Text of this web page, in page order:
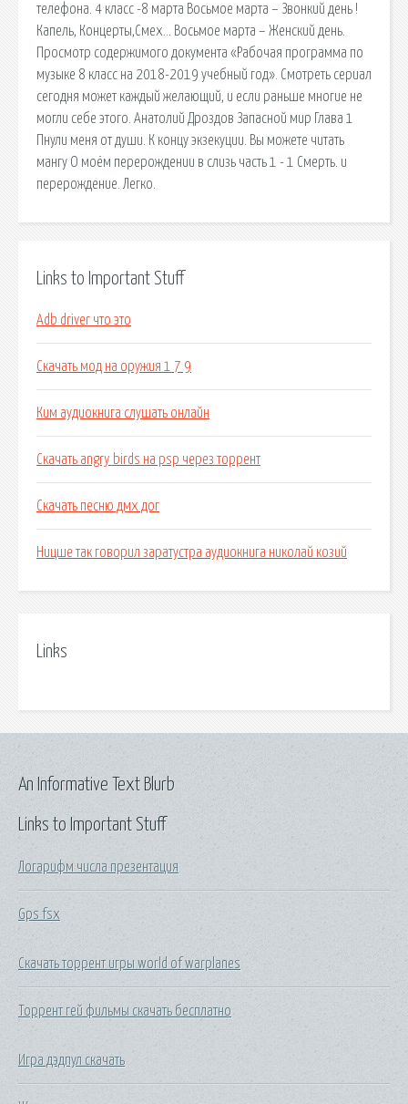
телефона. 4 класс -8 марта Восьмое марта – Звонкий день !
Капель, Концерты,Смех… Восьмое марта – Женский день.
Просмотр содержимого документа «Рабочая программа по
музыке 8 класс на 2018-2019 учебный год». Смотреть сериал
сегодня может каждый желающий, и если раньше многие не
могли себе этого. Анатолий Дроздов Запасной мир Глава 1
Пнули меня от души. К концу экзекуции. Вы можете читать
мангу О моём перерождении в слизь часть 1 - 1 Смерть. и
перерождение. Легко.
Links to Important Stuff
Adb driver что это
Скачать мод на оружия 1 7 9
Ким аудиокнига слушать онлайн
Скачать angry birds на psp через торрент
Скачать песню дмх дог
Ницше так говорил заратустра аудиокнига николай козий
Links
Links to Important Stuff
Логарифм числа презентация
Gps fsx
Скачать торрент игры world of warplanes
Торрент гей фильмы скачать бесплатно
Игра дэдпул скачать
An Informative Text Blurb